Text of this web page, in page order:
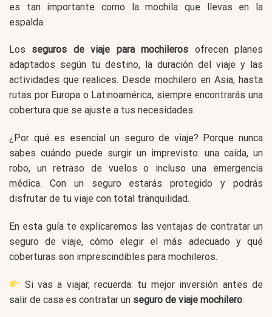
es tan importante como la mochila que llevas en la
espalda.
Los seguros de viaje para mochileros ofrecen planes
adaptados según tu destino, la duración del viaje y las
actividades que realices. Desde mochilero en Asia, hasta
rutas por Europa o Latinoamérica, siempre encontrarás una
cobertura que se ajuste a tus necesidades.
¿Por qué es esencial un seguro de viaje? Porque nunca
sabes cuándo puede surgir un imprevisto: una caída, un
robo, un retraso de vuelos o incluso una emergencia
médica. Con un seguro estarás protegido y podrás
disfrutar de tu viaje con total tranquilidad.
En esta guía te explicaremos las ventajas de contratar un
seguro de viaje, cómo elegir el más adecuado y qué
coberturas son imprescindibles para mochileros.
Si vas a viajar, recuerda: tu mejor inversión antes de
salir de casa es contratar un seguro de viaje mochilero.